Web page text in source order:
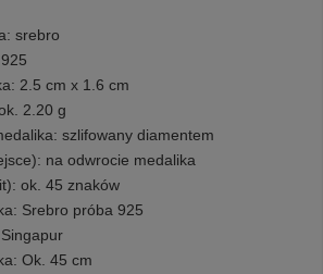
srebro
2.5 cm x 1.6 cm
2.20 g
szlifowany diamentem
na odwrocie medalika
ok. 45 znaków
Srebro próba 925
Ok. 45 cm